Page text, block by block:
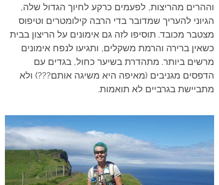
וההרים מהריצות, לפעמים כרקע לחיוך הגדול שלה,
הגיוני להעריך שמדובר בדי הרבה קילומטרים וטיפוס
מצטבר מכובד. תוסיפו לזה גם אימונים על הריצון בבית
כשאין ברירה והרמת משקלים, ותגיעו לנפח אימונים
מרשים ביותר. מתהדרת בשיער כחול, בגדים עם
הדפסים מגניבים (מאיפה היא משיגה אותם???) ולא
מתביישת בגרביים לא תואמות.